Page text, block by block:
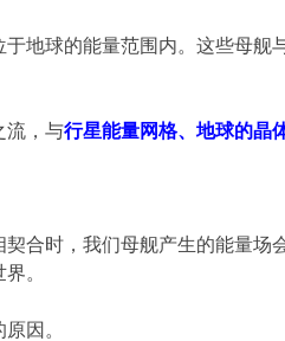
地球的能量范围内。这些母舰
流，与行星能量网格、地球的晶
合时，我们母舰产生的能量
。
原因。